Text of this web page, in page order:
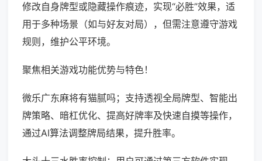
修改自身牌型或隐藏操作痕迹，实现“必胜”效果，适
用于多种场景（如与好友对局），但需注意遵守游戏
规则，维护公平环境。
聚焦相关游戏功能优势与特色！
微乐广东麻将有猫腻吗；支持透视全局牌型、智能出
牌策略、暗杠优化、提高好牌率及快速自摸等操作，
通过AI算法调整牌局结果，提升胜率。